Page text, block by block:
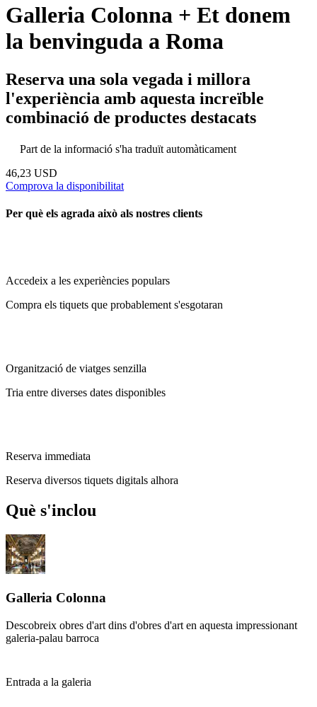
Galleria Colonna + Et donem
la benvinguda a Roma
Reserva una sola vegada i millora
l'experiència amb aquesta increïble
combinació de productes destacats
Part de la informació s'ha traduït automàticament
46,23 USD
Comprova la disponibilitat
Per què els agrada això als nostres clients
Accedeix a les experiències populars
Compra els tiquets que probablement s'esgotaran
Organització de viatges senzilla
Tria entre diverses dates disponibles
Reserva immediata
Reserva diversos tiquets digitals alhora
Què s'inclou
Galleria Colonna
Descobreix obres d'art dins d'obres d'art en aquesta impressionant
galeria-palau barroca
Entrada a la galeria